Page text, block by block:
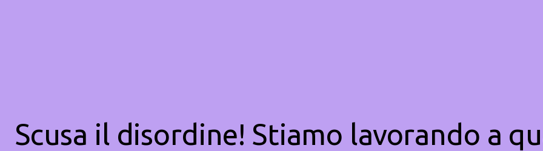
Scusa il disordine! Stiamo lavorando a